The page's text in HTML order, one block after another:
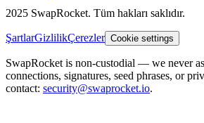
2025 SwapRocket. Tüm hakları saklıdır.
ŞartlarGizlilikÇerezler Cookie settings
SwapRocket is non-custodial — we never
connections, signatures, seed phrases, or
contact: security@swaprocket.io.